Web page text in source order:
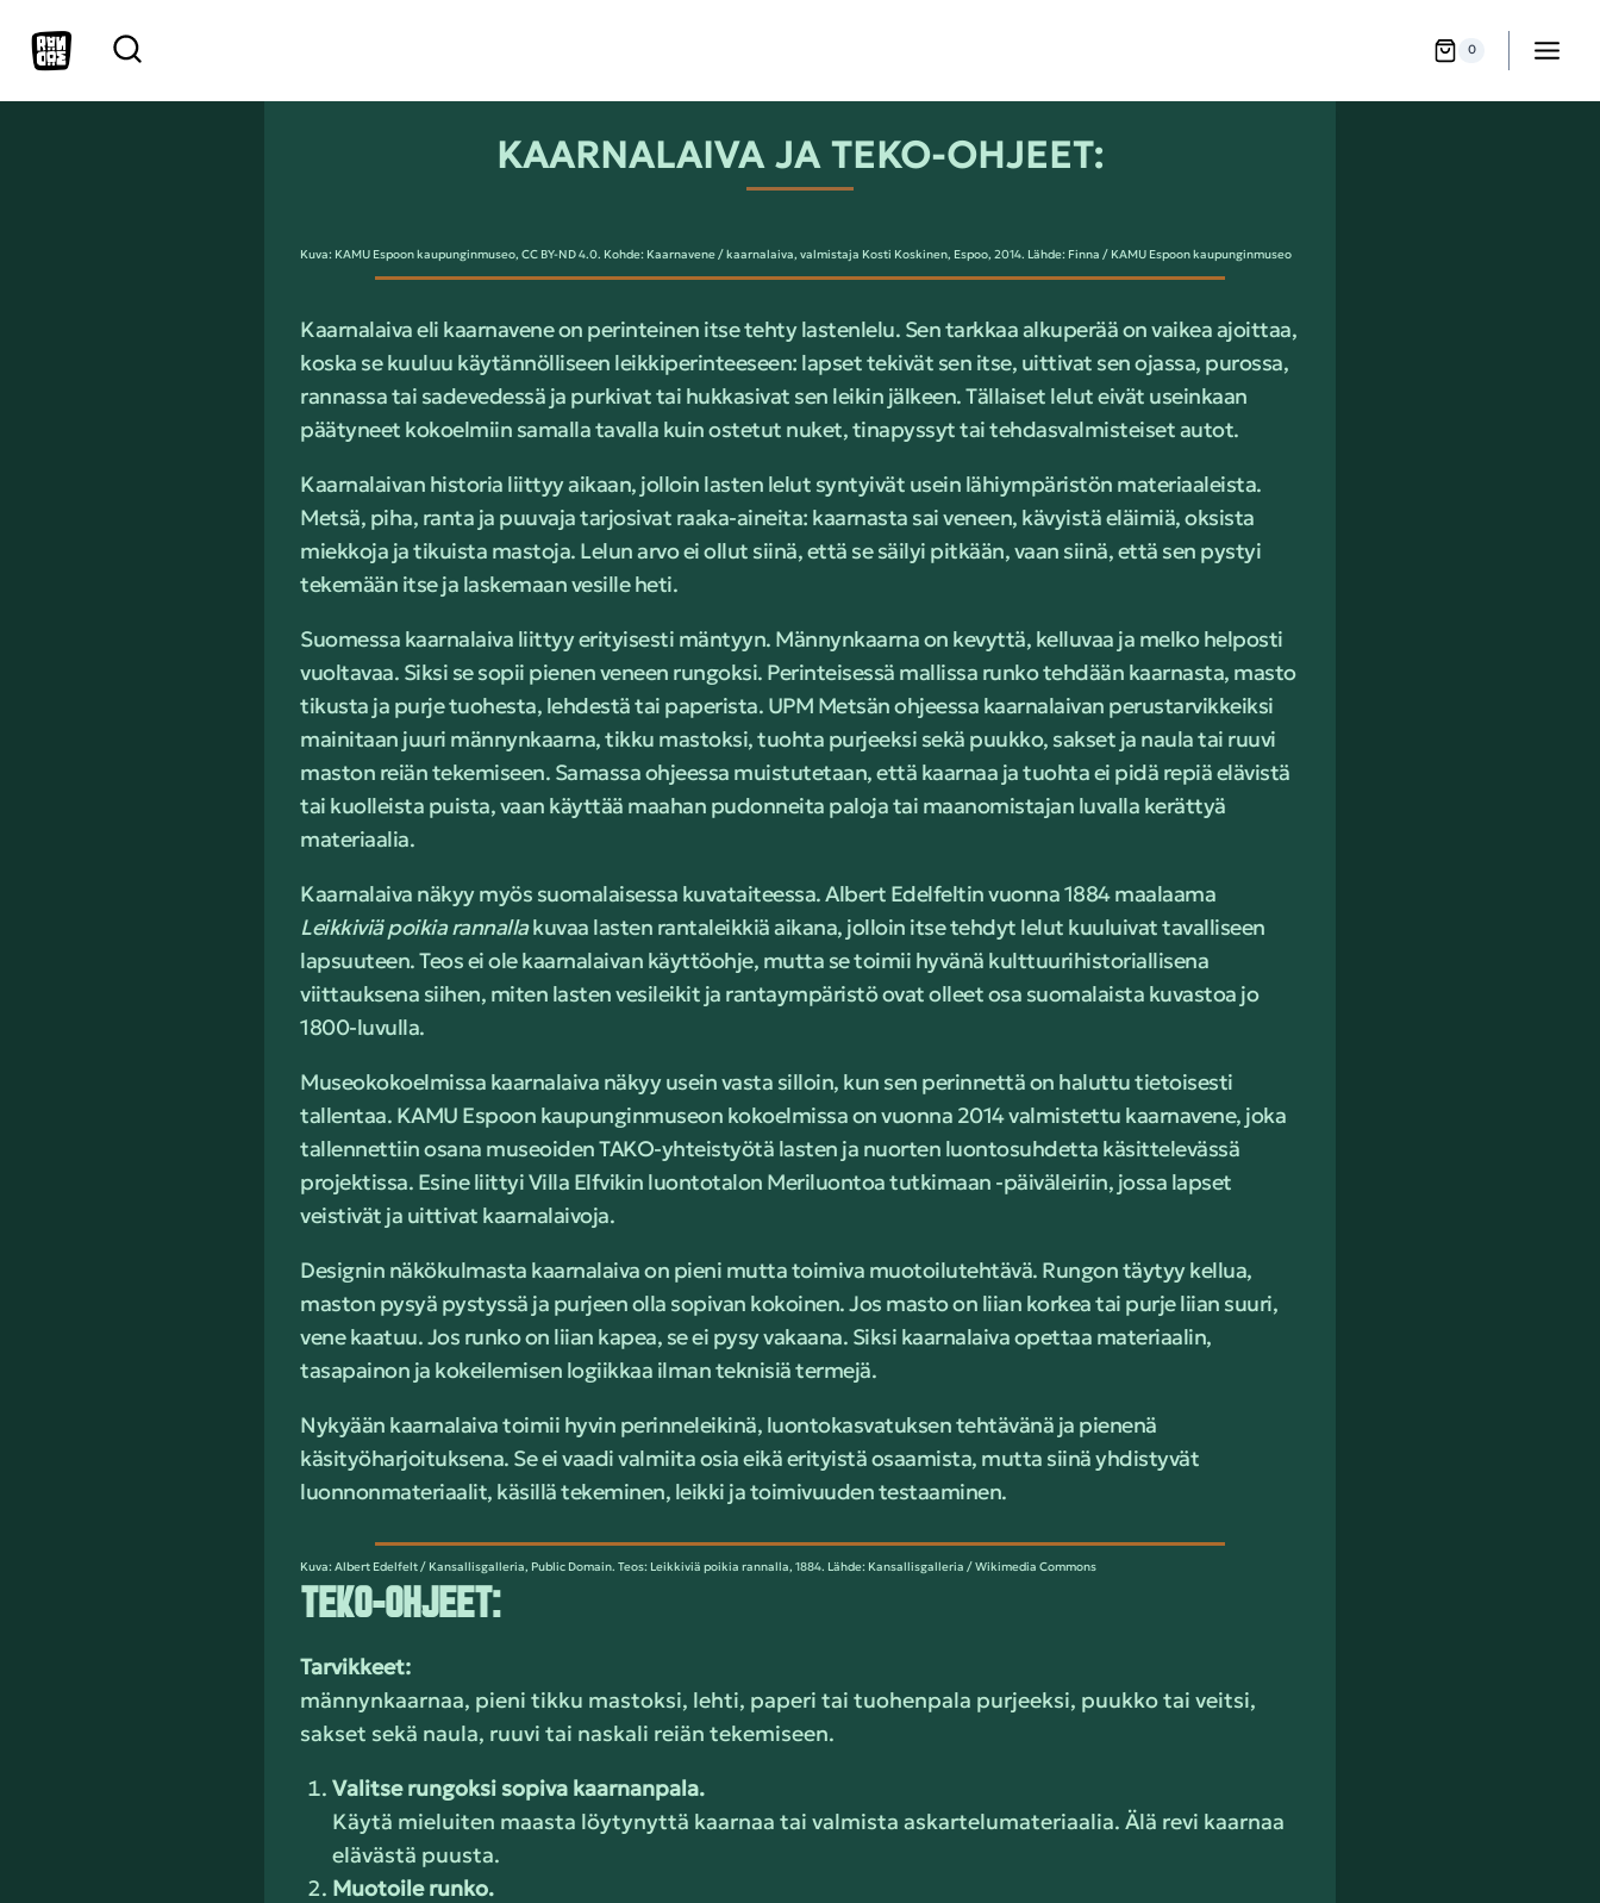
0
KAARNALAIVA JA TEKO-OHJEET:
Kuva: KAMU Espoon kaupunginmuseo, CC BY-ND 4.0. Kohde: Kaarnavene / kaarnalaiva, valmistaja Kosti Koskinen, Espoo, 2014. Lähde: Finna / KAMU Espoon kaupunginmuseo
Kaarnalaiva eli kaarnavene on perinteinen itse tehty lastenlelu. Sen tarkkaa alkuperää on vaikea ajoittaa,
koska se kuuluu käytännölliseen leikkiperinteeseen: lapset tekivät sen itse, uittivat sen ojassa, purossa,
rannassa tai sadevedessä ja purkivat tai hukkasivat sen leikin jälkeen. Tällaiset lelut eivät useinkaan
päätyneet kokoelmiin samalla tavalla kuin ostetut nuket, tinapyssyt tai tehdasvalmisteiset autot.
Kaarnalaivan historia liittyy aikaan, jolloin lasten lelut syntyivät usein lähiympäristön materiaaleista.
Metsä, piha, ranta ja puuvaja tarjosivat raaka-aineita: kaarnasta sai veneen, kävyistä eläimiä, oksista
miekkoja ja tikuista mastoja. Lelun arvo ei ollut siinä, että se säilyi pitkään, vaan siinä, että sen pystyi
tekemään itse ja laskemaan vesille heti.
Suomessa kaarnalaiva liittyy erityisesti mäntyyn. Männynkaarna on kevyttä, kelluvaa ja melko helposti
vuoltavaa. Siksi se sopii pienen veneen rungoksi. Perinteisessä mallissa runko tehdään kaarnasta, masto
tikusta ja purje tuohesta, lehdestä tai paperista. UPM Metsän ohjeessa kaarnalaivan perustarvikkeiksi
mainitaan juuri männynkaarna, tikku mastoksi, tuohta purjeeksi sekä puukko, sakset ja naula tai ruuvi
maston reiän tekemiseen. Samassa ohjeessa muistutetaan, että kaarnaa ja tuohta ei pidä repiä elävistä
tai kuolleista puista, vaan käyttää maahan pudonneita paloja tai maanomistajan luvalla kerättyä
materiaalia.
Kaarnalaiva näkyy myös suomalaisessa kuvataiteessa. Albert Edelfeltin vuonna 1884 maalaama
Leikkiviä poikia rannallakuvaa lasten rantaleikkiä aikana, jolloin itse tehdyt lelut kuuluivat tavalliseen
lapsuuteen. Teos ei ole kaarnalaivan käyttöohje, mutta se toimii hyvänä kulttuurihistoriallisena
viittauksena siihen, miten lasten vesileikit ja rantaympäristö ovat olleet osa suomalaista kuvastoa jo
1800-luvulla.
Museokokoelmissa kaarnalaiva näkyy usein vasta silloin, kun sen perinnettä on haluttu tietoisesti
tallentaa. KAMU Espoon kaupunginmuseon kokoelmissa on vuonna 2014 valmistettu kaarnavene, joka
tallennettiin osana museoiden TAKO-yhteistyötä lasten ja nuorten luontosuhdetta käsittelevässä
projektissa. Esine liittyi Villa Elfvikin luontotalon Meriluontoa tutkimaan -päiväleiriin, jossa lapset
veistivät ja uittivat kaarnalaivoja.
Designin näkökulmasta kaarnalaiva on pieni mutta toimiva muotoilutehtävä. Rungon täytyy kellua,
maston pysyä pystyssä ja purjeen olla sopivan kokoinen. Jos masto on liian korkea tai purje liian suuri,
vene kaatuu. Jos runko on liian kapea, se ei pysy vakaana. Siksi kaarnalaiva opettaa materiaalin,
tasapainon ja kokeilemisen logiikkaa ilman teknisiä termejä.
Nykyään kaarnalaiva toimii hyvin perinneleikinä, luontokasvatuksen tehtävänä ja pienenä
käsityöharjoituksena. Se ei vaadi valmiita osia eikä erityistä osaamista, mutta siinä yhdistyvät
luonnonmateriaalit, käsillä tekeminen, leikki ja toimivuuden testaaminen.
Kuva: Albert Edelfelt / Kansallisgalleria, Public Domain. Teos: Leikkiviä poikia rannalla, 1884. Lähde: Kansallisgalleria / Wikimedia Commons
TEKO-OHJEET:
Tarvikkeet:
männynkaarnaa, pieni tikku mastoksi, lehti, paperi tai tuohenpala purjeeksi, puukko tai veitsi,
sakset sekä naula, ruuvi tai naskali reiän tekemiseen.
Valitse rungoksi sopiva kaarnanpala.
Käytä mieluiten maasta löytynyttä kaarnaa tai valmista askartelumateriaalia. Älä revi kaarnaa
elävästä puusta.
Muotoile runko.